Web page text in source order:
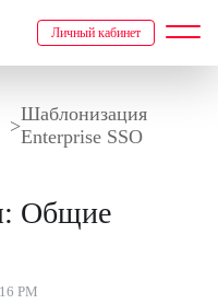
Личный кабинет
>
Шаблонизация
Enterprise SSO
Общие
PM